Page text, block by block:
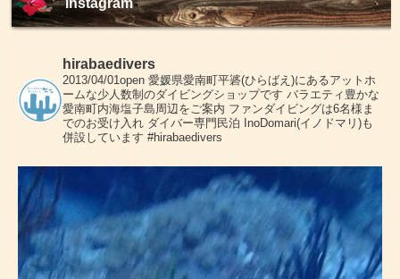
instagram
hirabaedivers
2013/04/01open 愛媛県愛南町平碆(ひらばえ)にあるアットホ
ームな少人数制のダイビングショップです バラエティ豊かな
愛南町内海塩子島周辺をご案内 ファンダイビングは6名様ま
でのお受け入れ ダイバー専門民泊 InoDomari(イノドマリ)も
併設しています #hirabaedivers